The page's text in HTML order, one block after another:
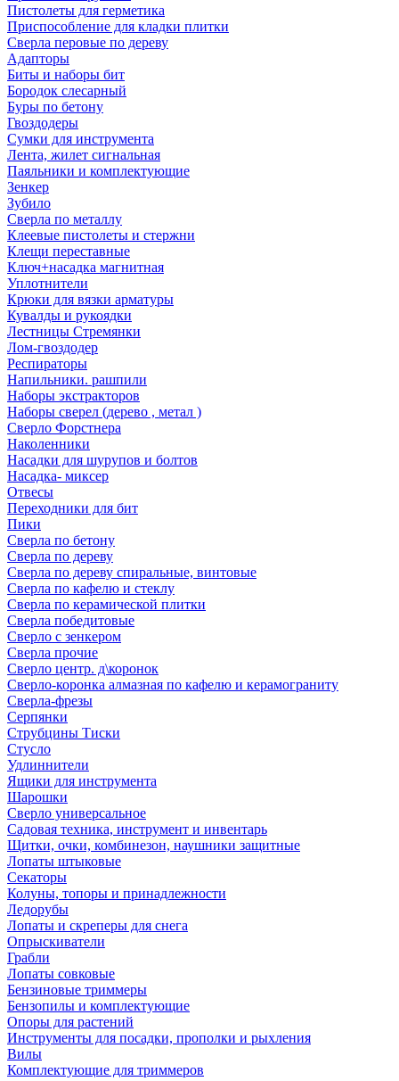
Пистолеты для герметика
Приспособление для кладки плитки
Сверла перовые по дереву
Адапторы
Биты и наборы бит
Бородок слесарный
Буры по бетону
Гвоздодеры
Сумки для инструмента
Лента, жилет сигнальная
Паяльники и комплектующие
Зенкер
Зубило
Сверла по металлу
Клеевые пистолеты и стержни
Клещи переставные
Ключ+насадка магнитная
Уплотнители
Крюки для вязки арматуры
Кувалды и рукоядки
Лестницы Стремянки
Лом-гвоздодер
Респираторы
Напильники. рашпили
Наборы экстракторов
Наборы сверел (дерево , метал )
Сверло Форстнера
Наколенники
Насадки для шурупов и болтов
Насадка- миксер
Отвесы
Переходники для бит
Пики
Сверла по бетону
Сверла по дереву
Сверла по дереву спиральные, винтовые
Сверла по кафелю и стеклу
Сверла по керамической плитки
Сверла победитовые
Сверло с зенкером
Сверла прочие
Сверло центр. д\коронок
Сверло-коронка алмазная по кафелю и керамограниту
Сверла-фрезы
Серпянки
Струбцины Тиски
Стусло
Удлиннители
Ящики для инструмента
Шарошки
Сверло универсальное
Садовая техника, инструмент и инвентарь
Щитки, очки, комбинезон, наушники защитные
Лопаты штыковые
Секаторы
Колуны, топоры и принадлежности
Ледорубы
Лопаты и скреперы для снега
Опрыскиватели
Грабли
Лопаты совковые
Бензиновые триммеры
Бензопилы и комплектующие
Опоры для растений
Инструменты для посадки, прополки и рыхления
Вилы
Комплектующие для триммеров